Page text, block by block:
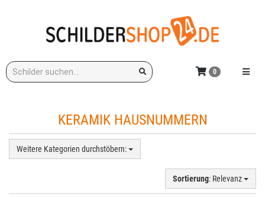
Stichwort: Menü
0
KERAMIK HAUSNUMMERN
Weitere Kategorien durchstöbern:
Sortierung: Relevanz